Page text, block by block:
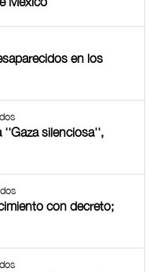
en los
''Gaza silenciosa'',
con decreto;